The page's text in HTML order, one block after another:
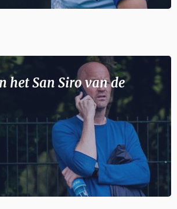
het San Siro van de